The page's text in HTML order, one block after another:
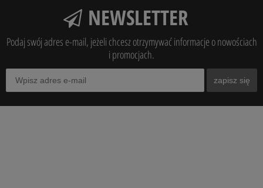
NEWSLETTER
Podaj swój adres e-mail, jeżeli chcesz otrzymywać informacje o nowościach
i promocjach.
zapisz się